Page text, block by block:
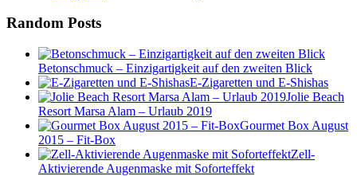
Random Posts
Betonschmuck – Einzigartigkeit auf den zweiten Blick
E-Zigaretten und E-Shishas
Jolie Beach
Resort Marsa Alam – Urlaub 2019
Gourmet Box August
2015 – Fit-Box
Zell-
Aktivierende Augenmaske mit Soforteffekt